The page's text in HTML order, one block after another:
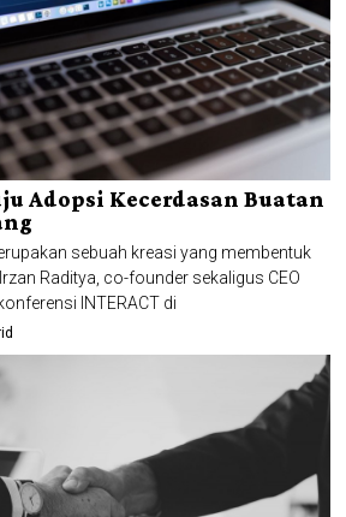
Adopsi Kecerdasan Buatan
sebuah kreasi yang membentuk
Raditya, co-founder sekaligus CEO
INTERACT di